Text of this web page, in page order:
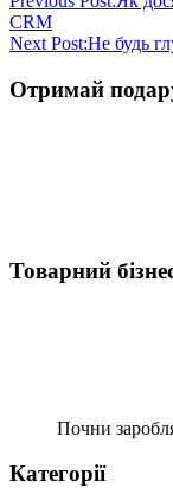
CRM
Next Post:Не будь
Отримай
Товарний
Почни
Категорії